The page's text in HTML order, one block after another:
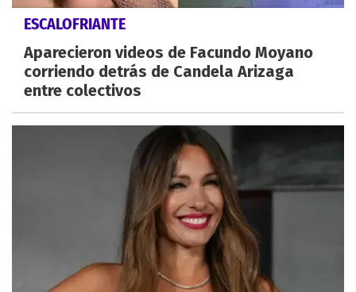
ESCALOFRIANTE
Aparecieron videos de Facundo Moyano
corriendo detrás de Candela Arizaga
entre colectivos